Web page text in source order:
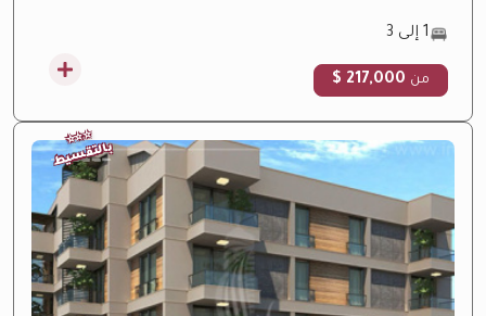
فاخرة —تشطيبات فاخرة راقية
خطط تقسيط مرنة
1 إلى 3
من 217,000 $
⭐
⭐
⭐
بالتقسيط